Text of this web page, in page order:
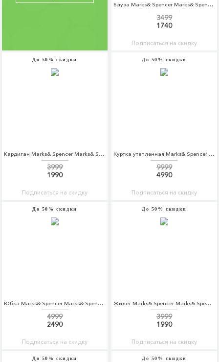
Блуза Marks& Spencer Marks& Spencer MA178EWBKYV5
3499
1740
Подписаться на скидку
До 50% скидки
Кардиган Marks& Spencer Marks& Spencer MA178EWARAK1
3999
1990
Подписаться на скидку
До 50% скидки
Куртка утепленная Marks& Spencer Marks& Spencer MA178EMYUK42
9999
4990
Подписаться на скидку
До 50% скидки
Юбка Marks& Spencer Marks& Spencer MA178EWCLZR9
4999
2490
Подписаться на скидку
До 50% скидки
Жилет Marks& Spencer Marks& Spencer MA178EMALDW5
3999
1990
Подписаться на скидку
До 50% скидки До 50% скидки